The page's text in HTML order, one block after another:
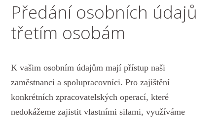
Předání osobních údajů
třetím osobám
K vašim osobním údajům mají přístup naši
zaměstnanci a spolupracovníci. Pro zajištění
konkrétních zpracovatelských operací, které
nedokážeme zajistit vlastními silami, využíváme